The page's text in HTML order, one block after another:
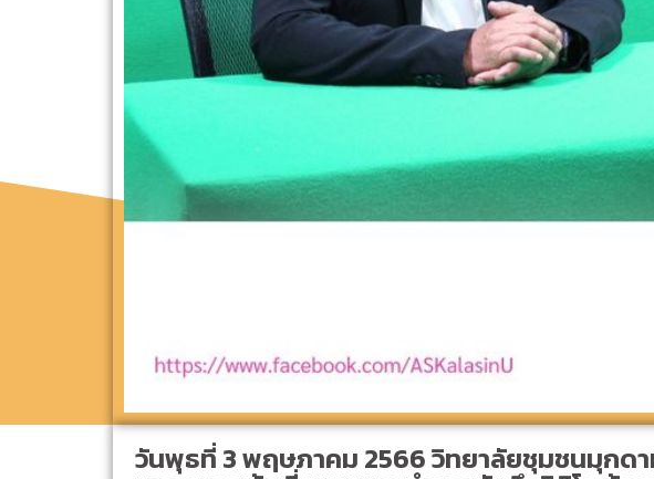
วันพุธที่ 3 พฤษภาคม 2566 วิทยาลัยชุมชนมุกด